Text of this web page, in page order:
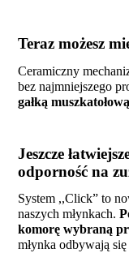
Teraz możesz
Ceramiczny
bez najmniejszego
gałką
Jeszcze
odporność na
System ,,Click” to
naszych młynkach.
komorę wybraną
młynka odbywają